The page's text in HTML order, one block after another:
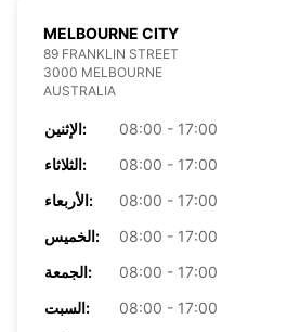
MELBOURNE CITY
89 FRANKLIN STREET
3000 MELBOURNE
AUSTRALIA
الإثنين:
08:00 - 17:00
الثلاثاء:
08:00 - 17:00
الأربعاء:
08:00 - 17:00
الخميس:
08:00 - 17:00
الجمعة:
08:00 - 17:00
السبت:
08:00 - 17:00